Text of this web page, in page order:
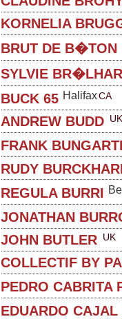
KORNELIA
BRUT DE B�TON
SYLVIE
BUCK 65 HalifaxCA
ANDREW BUDD UK
FRANK
RUDY
REGULA BURRI
JONATHAN
JOHN BUTLER UK
COLLECTIF BY
PEDRO CABRITA
EDUARDO CAJAL